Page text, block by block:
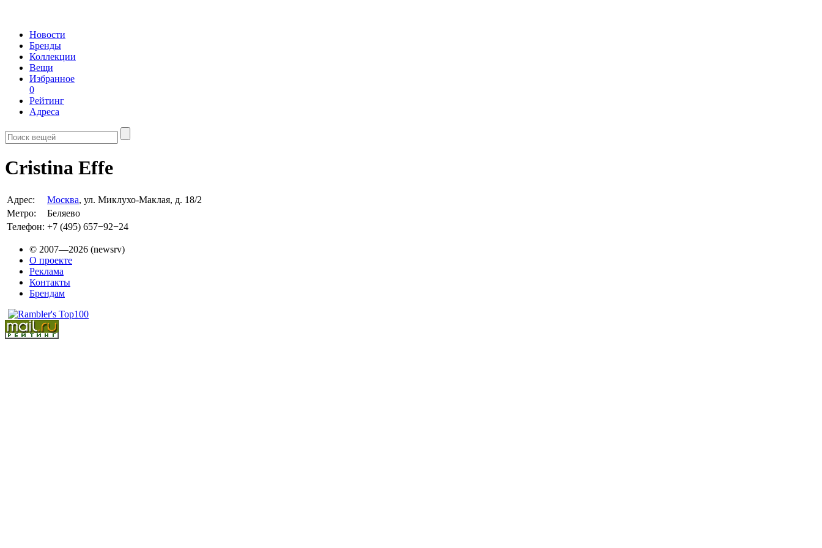
Новости
Бренды
Коллекции
Вещи
Избранное
0
Рейтинг
Адреса
Cristina Effe
Адрес: Москва, ул. Миклухо-Маклая, д. 18/2
Метро:
Беляево
Телефон: +7 (495) 657−92−24
© 2007—2026 (newsrv)
О проекте
Реклама
Контакты
Брендам